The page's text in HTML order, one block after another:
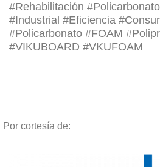
#Rehabilitación
#Industrial #Eficiencia
#Policarbonato #FOAM
#VIKUBOARD #VKUFOAM
Por cortesía de: